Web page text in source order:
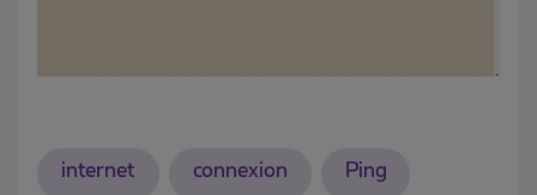
internet connexion Ping